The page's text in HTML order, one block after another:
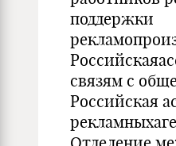
поддержки
связям с
Российская